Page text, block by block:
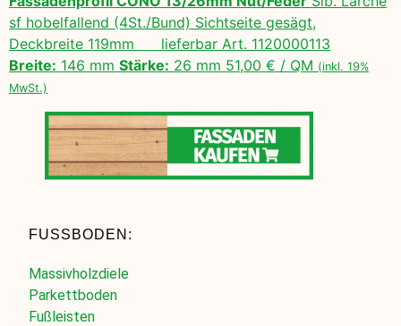
sf hobelfallend (4St./Bund) Sichtseite gesägt,
Deckbreite 119mm lieferbar Art. 1120000113
Breite: 146 mm Stärke: 26 mm 51,00 € / QM (inkl. 19%
MwSt.)
FUSSBODEN:
Massivholzdiele
Parkettboden
Fußleisten